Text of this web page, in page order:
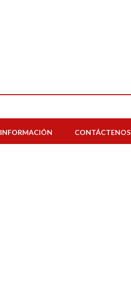
INFORMACIÓN CONTÁCTENOS